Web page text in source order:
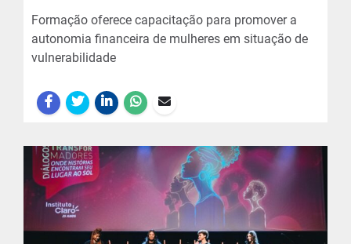
Formação oferece capacitação para promover a
autonomia financeira de mulheres em situação de
vulnerabilidade